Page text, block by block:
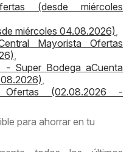
(desde miércoles
miércoles 04.08.2026),
Mayorista Ofertas
,
- Super Bodega aCuenta
,
(02.08.2026 -
para ahorrar en tu